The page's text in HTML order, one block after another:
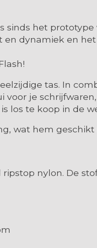
sinds het
dynamiek en
tas. In
je
los te koop in de
wat hem
nylon. De